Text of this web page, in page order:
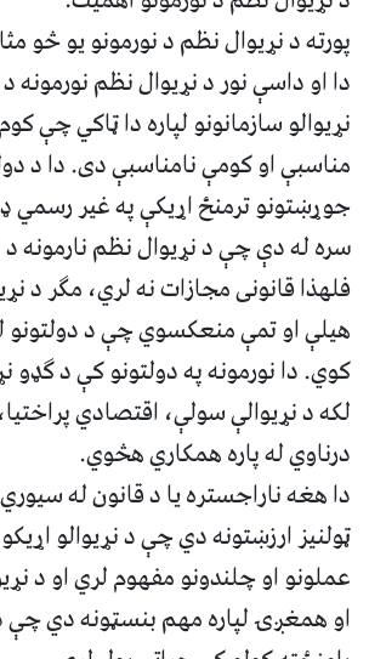
پورته د نړیوال نظم د نورمونو یو څو
دا او داسې نور د نړیوال نظم نورمونه
نړیوالو سازمانونو لپاره دا ټاکي چې
مناسبې او کومې نامناسبې دی. دا د
جوړښتونو ترمنځ اړیکې په غیر
سره له دې چې د نړیوال نظم نارمونه
فلهذا قانونی مجازات نه لري، مګر د
هیلې او تمې منعکسوي چې د
کوي. دا نورمونه په دولتونو کې د ګډو
لکه د نړیوالې سولې، اقتصادي
درناوي له پاره همکاري هڅوي.
دا هغه ناراجستره یا د قانون له
ټولنیز ارزښتونه دي چې د نړیوالو
عملونو او چلندونو مفهوم لري او د
او همغږۍ لپاره مهم بنسټونه دي چې